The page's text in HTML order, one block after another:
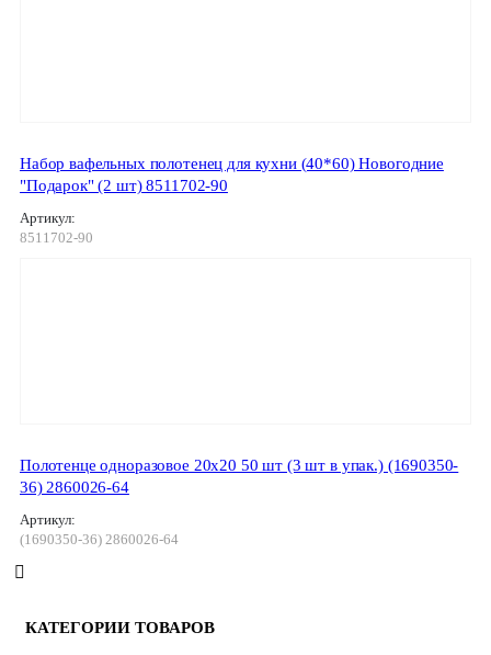
Набор вафельных полотенец для кухни (40*60) Новогодние
"Подарок" (2 шт) 8511702-90
Артикул:
8511702-90
Полотенце одноразовое 20х20 50 шт (3 шт в упак.) (1690350-
36) 2860026-64
Артикул:
(1690350-36) 2860026-64
КАТЕГОРИИ ТОВАРОВ